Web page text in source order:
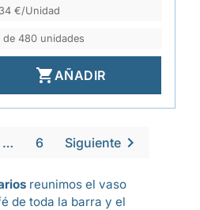
€/Unidad
de 480 unidades
AÑADIR
… 6 Siguiente
reunimos el vaso
de toda la barra y el